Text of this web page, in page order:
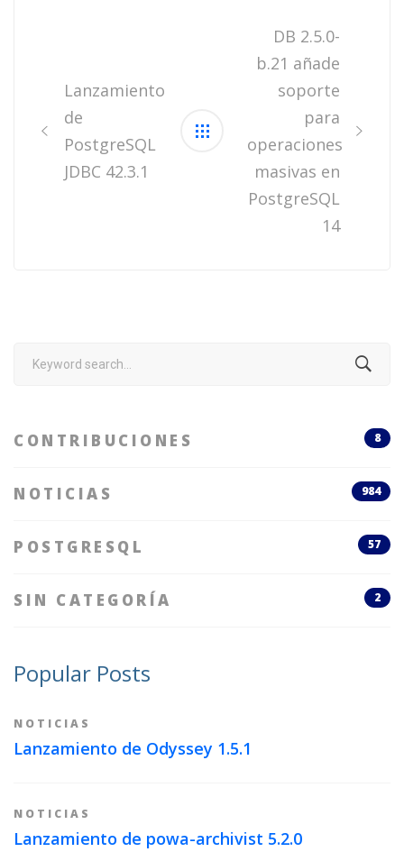
Lanzamiento
de
PostgreSQL
JDBC 42.3.1
DB 2.5.0-
b.21 añade
soporte
para
operaciones
masivas en
PostgreSQL
14
Search
CONTRIBUCIONES 8
NOTICIAS 984
POSTGRESQL 57
SIN CATEGORÍA 2
Popular Posts
NOTICIAS
Lanzamiento de Odyssey 1.5.1
NOTICIAS
Lanzamiento de powa-archivist 5.2.0